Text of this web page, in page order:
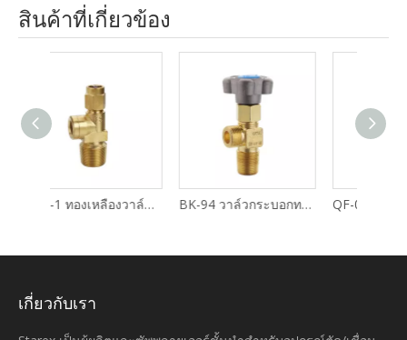
สินค้าที่เกี่ยวข้อง
BK-94 วาล์วกระบอกทองเหลืองอ๊อกซิเจนและอะเซทิลีน QF-08B วาล์วกระบอกทองเหลืองอ๊อกซิเจนและอะเซทิลีน
เกี่ยวกับเรา